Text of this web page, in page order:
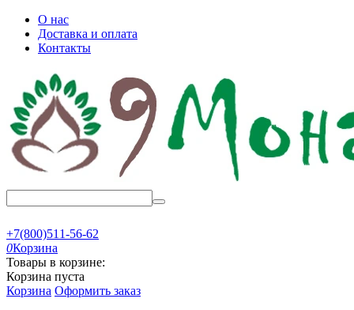
О нас
Доставка и оплата
Контакты
+7(800)511-56-62
0Корзина
Товары в корзине:
Корзина пуста
Корзина Оформить заказ